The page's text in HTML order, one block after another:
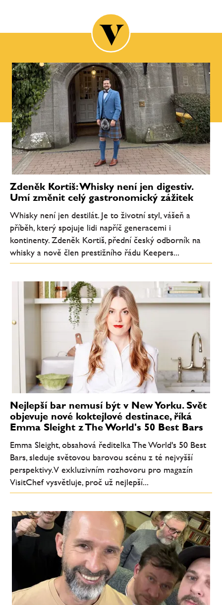
Zdeněk Kortiš: Whisky není jen digestiv.
Umí změnit celý gastronomický zážitek
Whisky není jen destilát. Je to životní styl, vášeň a
příběh, který spojuje lidi napříč generacemi i
kontinenty. Zdeněk Kortiš, přední český odborník na
whisky a nově člen prestižního řádu Keepers...
Nejlepší bar nemusí být v New Yorku. Svět
objevuje nové koktejlové destinace, říká
Emma Sleight z The World's 50 Best Bars
Emma Sleight, obsahová ředitelka The World's 50 Best
Bars, sleduje světovou barovou scénu z té nejvyšší
perspektivy. V exkluzivním rozhovoru pro magazín
VisitChef vysvětluje, proč už nejlepší...